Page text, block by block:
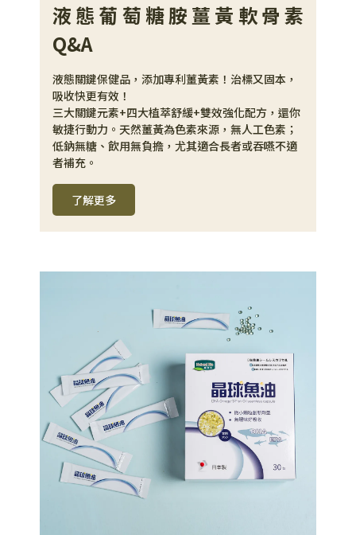
液態葡萄糖胺薑黃軟骨素
Q&A
液態關鍵保健品，添加專利薑黃素！治標又固本，
吸收快更有效！
三大關鍵元素+四大植萃舒緩+雙效強化配方，還你
敏捷行動力。天然薑黃為色素來源，無人工色素；
低鈉無糖、飲用無負擔，尤其適合長者或吞嚥不適
者補充。
了解更多